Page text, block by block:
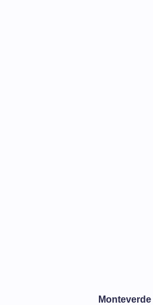
Monteverde